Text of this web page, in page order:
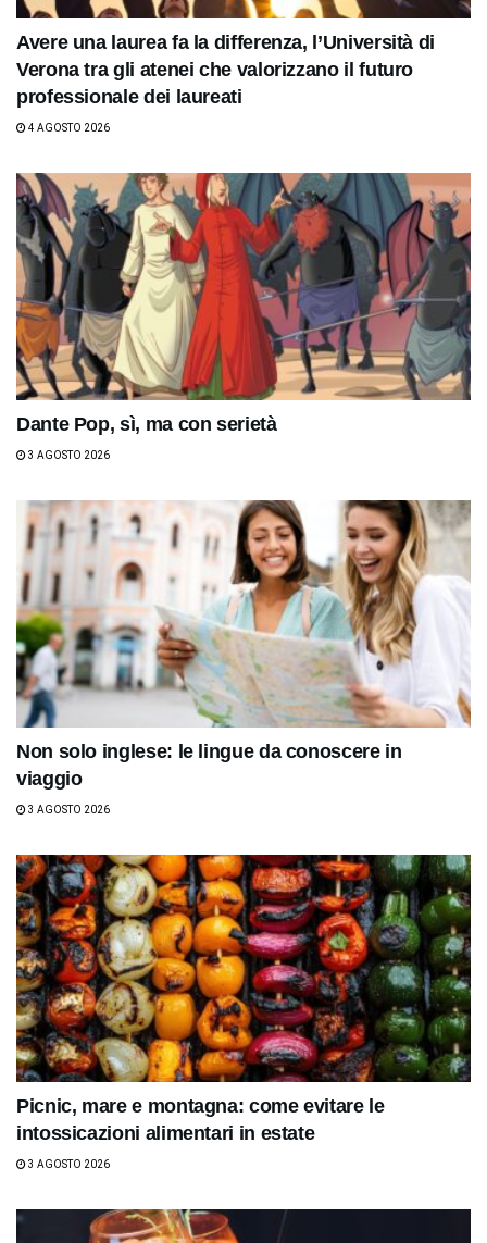
Avere una laurea fa la differenza, l’Università di
Verona tra gli atenei che valorizzano il futuro
professionale dei laureati
4 AGOSTO 2026
Dante Pop, sì, ma con serietà
3 AGOSTO 2026
Non solo inglese: le lingue da conoscere in
viaggio
3 AGOSTO 2026
Picnic, mare e montagna: come evitare le
intossicazioni alimentari in estate
3 AGOSTO 2026